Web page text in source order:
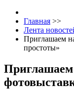
Главная >>
Лента
Приглашаем
простоты»